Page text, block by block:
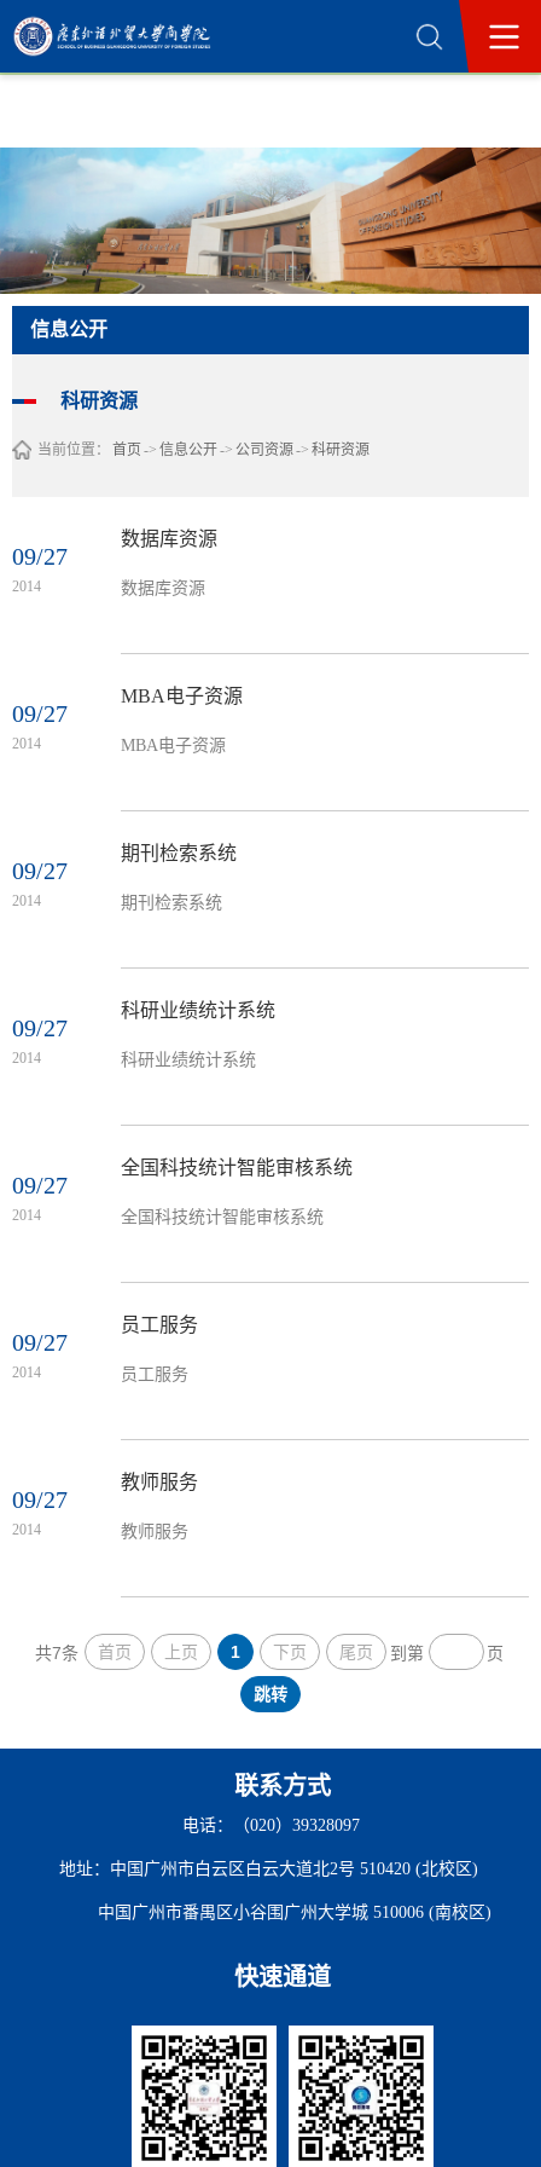
365英国上市公司(集团)官方网站-Official
信息公开
科研资源
当前位置： 首页 -> 信息公开-> 公司资源-> 科研资源
09/27
2014
数据库资源
数据库资源
09/27
2014
MBA电子资源
MBA电子资源
09/27
2014
期刊检索系统
期刊检索系统
09/27
2014
科研业绩统计系统
科研业绩统计系统
09/27
2014
全国科技统计智能审核系统
全国科技统计智能审核系统
09/27
2014
员工服务
员工服务
09/27
2014
教师服务
教师服务
共7条 首页 上页 1 下页 尾页 到第 页
跳转
联系方式
电话：（020）39328097
地址：中国广州市白云区白云大道北2号 510420 (北校区)
中国广州市番禺区小谷围广州大学城 510006 (南校区)
快速通道